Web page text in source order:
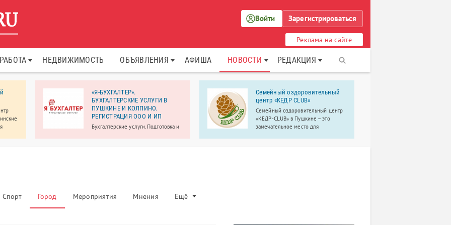
Войти Зарегистрироваться
Реклама на сайте
РАБОТА НЕДВИЖИМОСТЬ ОБЪЯВЛЕНИЯ АФИША НОВОСТИ РЕДАКЦИЯ
«Я-БУХГАЛТЕР».
БУХГАЛТЕРСКИЕ УСЛУГИ В
ПУШКИНЕ И КОЛПИНО.
РЕГИСТРАЦИЯ ООО И ИП
Бухгалтерские услуги. Подготовка и
Семейный оздоровительный
центр «КЕДР CLUB»
Семейный оздоровительный центр
«КЕДР-CLUB» в Пушкине – это
замечательное место для
Спорт Город Мероприятия Мнения Ещё